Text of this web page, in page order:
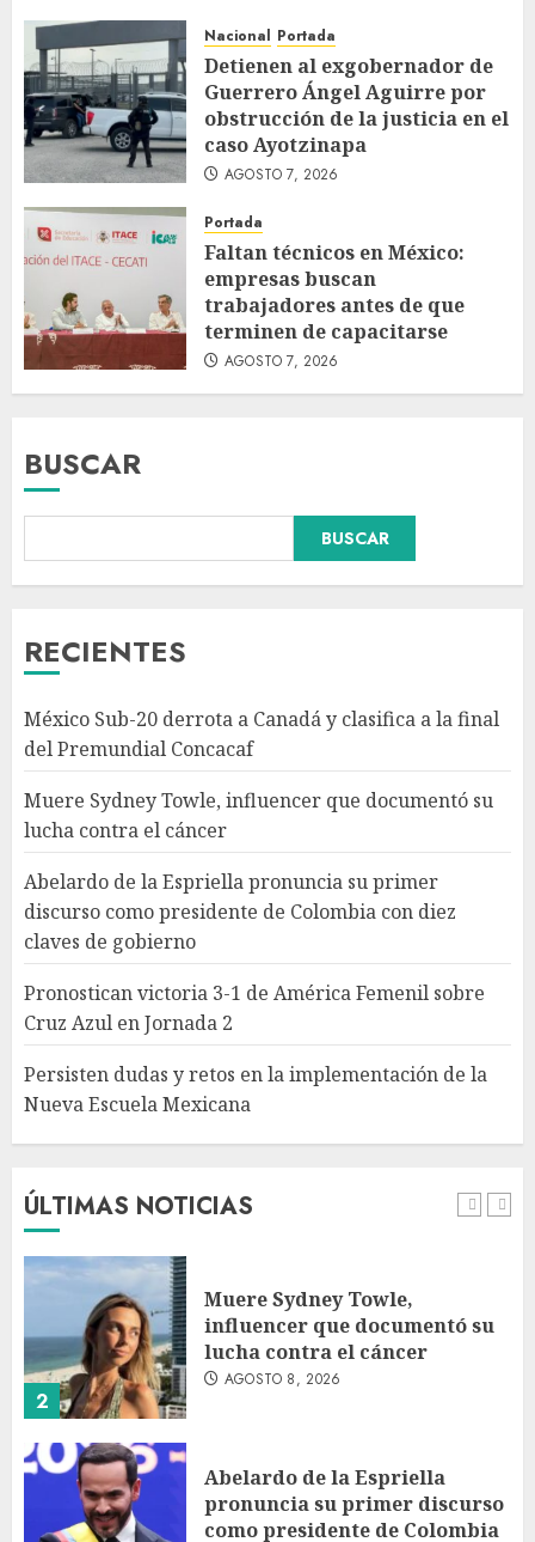
Nacional Portada
Detienen al exgobernador de
Guerrero Ángel Aguirre por
obstrucción de la justicia en el
caso Ayotzinapa
AGOSTO 7, 2026
Portada
Faltan técnicos en México:
empresas buscan
trabajadores antes de que
terminen de capacitarse
AGOSTO 7, 2026
BUSCAR
BUSCAR
RECIENTES
México Sub-20 derrota a Canadá y clasifica a la final
del Premundial Concacaf
Muere Sydney Towle, influencer que documentó su
lucha contra el cáncer
Abelardo de la Espriella pronuncia su primer
discurso como presidente de Colombia con diez
claves de gobierno
Pronostican victoria 3-1 de América Femenil sobre
Cruz Azul en Jornada 2
Persisten dudas y retos en la implementación de la
Nueva Escuela Mexicana
ÚLTIMAS NOTICIAS
3
Abelardo de la Espriella
4
Pronostican victoria 3-1 de
América Femenil sobre Cruz
Azul en Jornada 2
AGOSTO 8, 2026
5
Persisten dudas y retos en la
Escuela Mexicana
AGOSTO 8, 2026
1
México Sub-20 derrota a
Canadá y clasifica a la final del
AGOSTO 8, 2026
2
Muere Sydney Towle,
influencer que documentó su
lucha contra el cáncer
AGOSTO 8, 2026
Abelardo de la Espriella
pronuncia su primer discurso
como presidente de Colombia